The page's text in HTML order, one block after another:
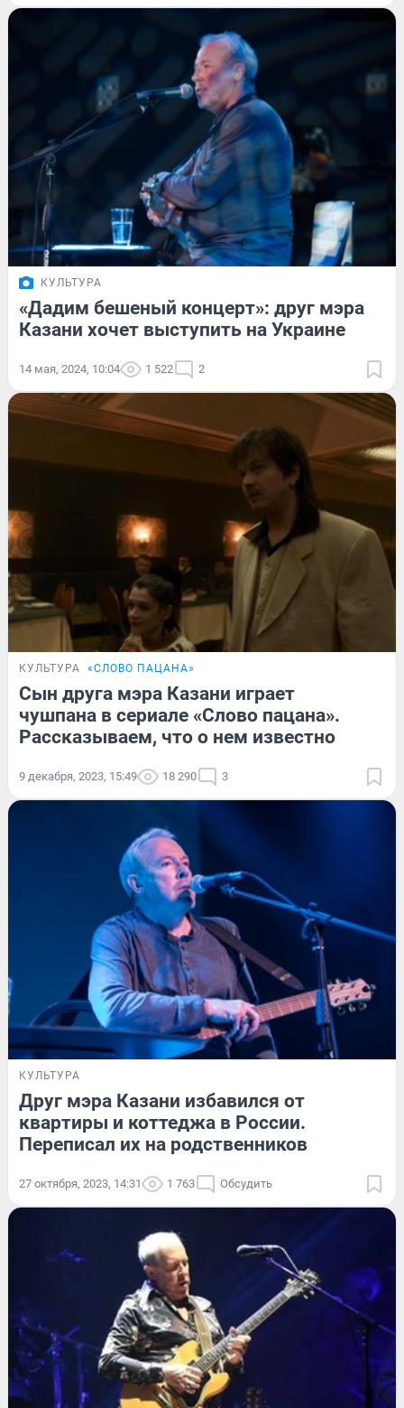
КУЛЬТУРА
«Дадим бешеный концерт»: друг мэра
Казани хочет выступить на Украине
14 мая, 2024, 10:04 1 522 2
КУЛЬТУРА «СЛОВО ПАЦАНА»
Сын друга мэра Казани играет
чушпана в сериале «Слово пацана».
Рассказываем, что о нем известно
9 декабря, 2023, 15:49 18 290 3
КУЛЬТУРА
Друг мэра Казани избавился от
квартиры и коттеджа в России.
Переписал их на родственников
27 октября, 2023, 14:31 1 763 Обсудить